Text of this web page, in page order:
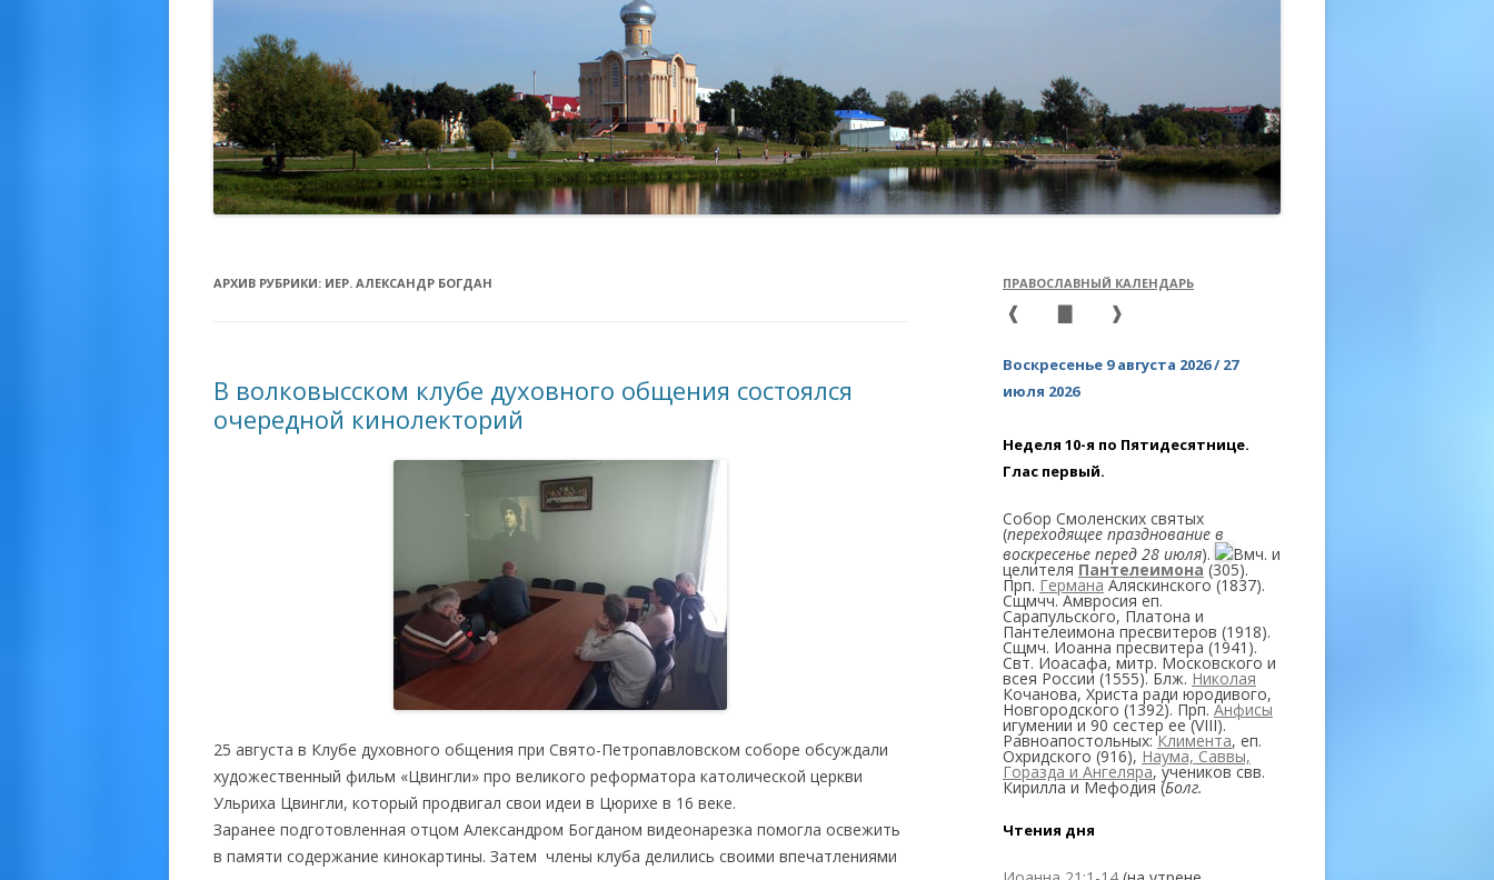
АРХИВ РУБРИКИ: ИЕР. АЛЕКСАНДР БОГДАН
В волковысском клубе духовного общения состоялся
очередной кинолекторий
25 августа в Клубе духовного общения при Свято-Петропавловском соборе обсуждали
художественный фильм «Цвингли» про великого реформатора католической церкви
Ульриха Цвингли, который продвигал свои идеи в Цюрихе в 16 веке.
Заранее подготовленная отцом Александром Богданом видеонарезка помогла освежить
в памяти содержание кинокартины. Затем члены клуба делились своими впечатлениями
ПРАВОСЛАВНЫЙ КАЛЕНДАРЬ
❰ ❱
Воскресенье 9 августа 2026 / 27
июля 2026
Неделя 10-я по Пятидесятнице.
Глас первый.
Собор Смоленских святых
(переходящее празднование в
воскресенье перед 28 июля). Вмч. и
целителя Пантелеимона(305).
Прп. ГерманаАляскинского (1837).
Сщмчч. Амвросия еп.
Сарапульского, Платона и
Пантелеимона пресвитеров (1918).
Сщмч. Иоанна пресвитера (1941).
Свт. Иоасафа, митр. Московского и
всея России (1555). Блж. Николая
Кочанова, Христа ради юродивого,
Новгородского (1392). Прп. Анфисы
игумении и 90 сестер ее (VIII).
Равноапостольных:Климента, еп.
Охридского (916), Наума, Саввы,
Горазда и Ангеляра, учеников свв.
Кирилла и Мефодия (Болг.
Чтения дня